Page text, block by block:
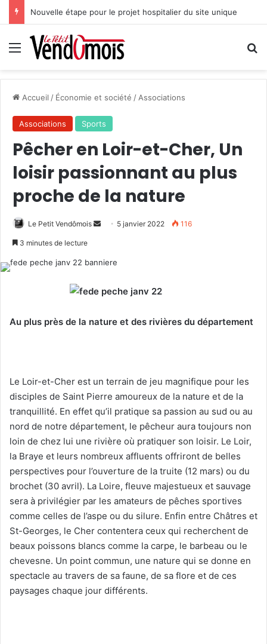
Nouvelle étape pour le projet hospitalier du site unique
Menu
Accueil / Économie et société / Associations
Associations Sports
Pêcher en Loir-et-Cher, Un
loisir passionnant au plus
proche de la nature
Le Petit Vendômois
o
e
u
u
r
r
i
e
l
5 janvier 2022 116
3 minutes de lecture
Au plus près de la nature et des rivières du département
Le Loir-et-Cher est un terrain de jeu magnifique pour les
disciples de Saint Pierre amoureux de la nature et de la
tranquillité. En effet qu’il pratique sa passion au sud ou au
nord de notre département, le pêcheur aura toujours non
loin de chez lui une rivière où pratiquer son loisir. Le Loir,
la Braye et leurs nombreux affluents offriront de belles
perspectives pour l’ouverture de la truite (12 mars) ou du
brochet (30 avril). La Loire, fleuve majestueux et sauvage
sera à privilégier par les amateurs de pêches sportives
comme celles de l’aspe ou du silure. Enfin entre Châtres et
St-Georges, le Cher contentera ceux qui recherchent de
beaux poissons blancs comme la carpe, le barbeau ou le
chevesne. Un point commun, une nature qui se donne en
spectacle au travers de sa faune, de sa flore et de ces
paysages chaque jour différents.